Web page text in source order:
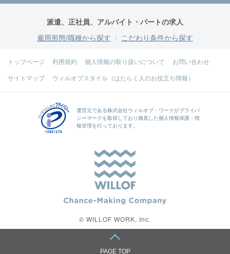
派遣、正社員、アルバイト・パートの求人
雇用形態/職種から探す
こだわり条件から探す
トップページ 利用規約 個人情報の取り扱いについて お問い合わせ
サイトマップ ウィルオブスタイル（はたらく人のお役立ち情報）
運営元である株式会社ウィルオブ・ワークがプライバ
シーマークを取得しており徹底した個人情報保護・情
報管理を行っております。
© WILLOF WORK, Inc.
PAGE TOP